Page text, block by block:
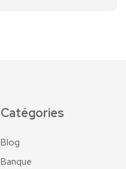
Catégories
Blog
Banque